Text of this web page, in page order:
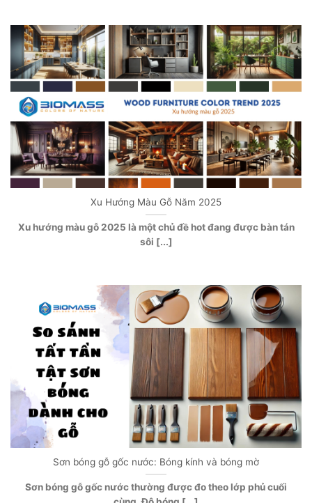
Xu Hướng Màu Gỗ Năm 2025
Xu hướng màu gỗ 2025 là một chủ đề hot đang được bàn tán
sôi [...]
Sơn bóng gỗ gốc nước: Bóng kính và bóng mờ
Sơn bóng gỗ gốc nước thường được đo theo lớp phủ cuối